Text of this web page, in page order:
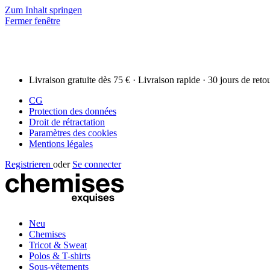
Zum Inhalt springen
Fermer fenêtre
Livraison gratuite dès 75 € · Livraison rapide · 30 jours de
CG
Protection des données
Droit de rétractation
Paramètres des cookies
Mentions légales
Registrieren oder Se connecter
Neu
Chemises
Tricot & Sweat
Polos & T-shirts
Sous-vêtements